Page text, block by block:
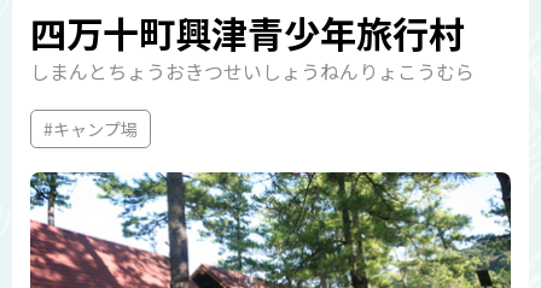
四万十町興津青少年旅行村
しまんとちょうおきつせいしょうねんりょこうむら
#キャンプ場